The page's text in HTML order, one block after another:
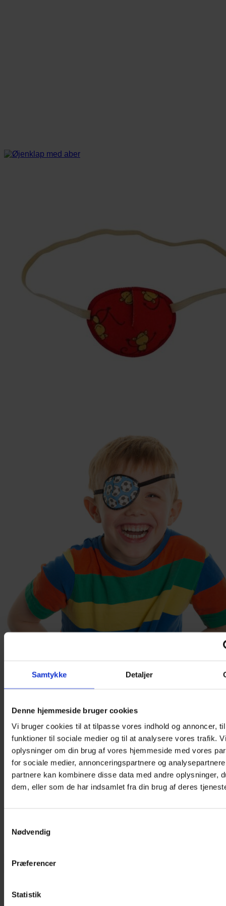
Samtykke Detaljer
Denne hjemmeside bruger cookies
Vi bruger cookies til at tilpasse vores indhold og annoncer,
funktioner til sociale medier og til at analysere vores trafik.
oplysninger om din brug af vores hjemmeside med vores
for sociale medier, annonceringspartnere og
partnere kan kombinere disse data med andre oplysninger,
dem, eller som de har indsamlet fra din brug af deres
Nødvendig
Præferencer
Statistik
Øjenklap med elastik – Monkey Business
En øjenklap med aber til synstræning af børn, der IKKE
med
Monkey
Tilføj til kurv